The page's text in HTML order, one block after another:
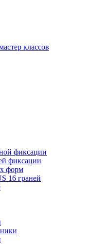
классов
фиксации
фиксации
форм
16 граней